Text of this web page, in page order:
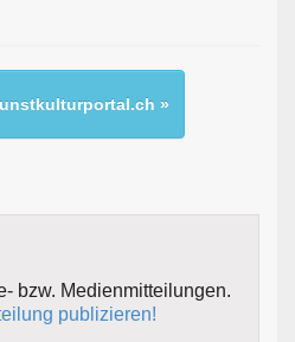
»
bzw. Medienmitteilungen.
publizieren!